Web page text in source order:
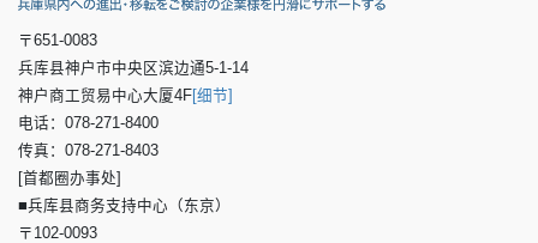
〒651-0083
兵库县神户市中央区滨边通5-1-14
神户商工贸易中心大厦4F[细节]
电话：078-271-8400
传真：078-271-8403
[首都圈办事处]
■兵库县商务支持中心（东京）
〒102-0093